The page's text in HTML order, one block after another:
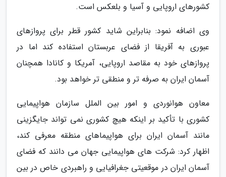
کشورهای اروپایی و آسیا و بلعکس است.
وی اضافه نمود: بنابراین شاید کشور قطر برای پروازهای
عبوری به آفریقا از فضای عربستان استفاده کند اما در
پروازهای خود به مقاصد اروپایی، آمریکا و کانادا همچنان
آسمان ایران به صرفه تر و منطقی تر خواهد بود.
معاون هوانوردی و امور بین الملل سازمان هواپیمایی
کشوری با تأکید بر اینکه هیچ کشوری نمی تواند جایگزینی
مانند آسمان ایران برای هواپیماهای منطقه معرفی کند،
اظهار کرد: شرکت های هواپیمایی جهان می دانند که فضای
آسمان ایران در موقعیتی جغرافیایی و راهبردی خاص در بین